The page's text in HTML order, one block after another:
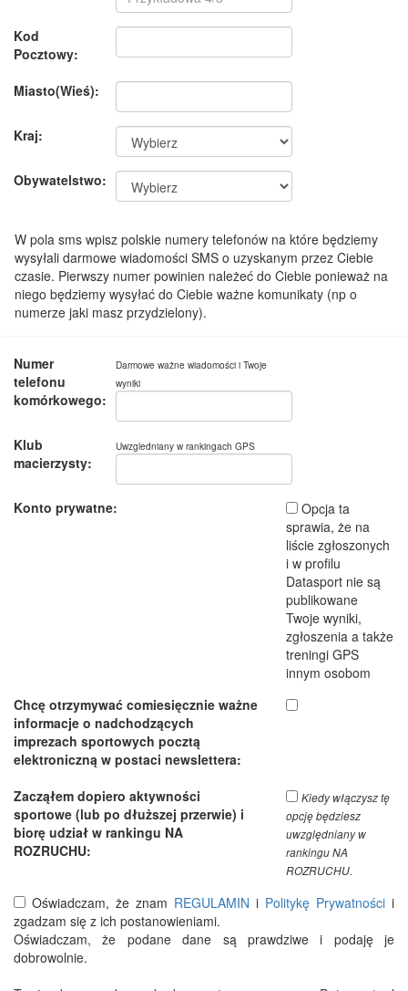
Kod
Pocztowy:
Miasto(Wieś):
Kraj:
Obywatelstwo:
W pola sms wpisz polskie numery telefonów na które będziemy
wysyłali darmowe wiadomości SMS o uzyskanym przez Ciebie
czasie. Pierwszy numer powinien należeć do Ciebie ponieważ na
niego będziemy wysyłać do Ciebie ważne komunikaty (np o
numerze jaki masz przydzielony).
Numer
telefonu
komórkowego:
Darmowe ważne wiadomości i Twoje
wyniki
Klub
macierzysty:
Uwzgledniany w rankingach GPS
Konto prywatne:
Opcja ta
sprawia, że na
liście zgłoszonych
i w profilu
Datasport nie są
publikowane
Twoje wyniki,
zgłoszenia a także
treningi GPS
innym osobom
Chcę otrzymywać comiesięcznie ważne
informacje o nadchodzących
imprezach sportowych pocztą
elektroniczną w postaci newslettera:
Zacząłem dopiero aktywności
sportowe (lub po dłuższej przerwie) i
biorę udział w rankingu NA
ROZRUCHU:
Kiedy włączysz tę
opcję będziesz
uwzględniany w
rankingu NA
ROZRUCHU.
Oświadczam, że znam REGULAMIN i Politykę Prywatności i
zgadzam się z ich postanowieniami.
Oświadczam, że podane dane są prawdziwe i podaję je
dobrowolnie.